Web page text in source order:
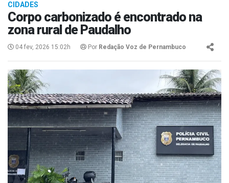
CIDADES
Corpo carbonizado é encontrado na
zona rural de Paudalho
04 fev, 2026 15:02h Por Redação Voz de Pernambuco